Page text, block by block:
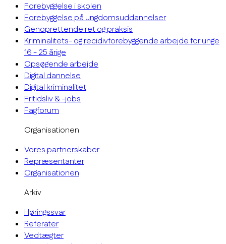
Forebyggelse i skolen
Forebyggelse på ungdomsuddannelser
Genoprettende ret og praksis
Kriminalitets- og recidivforebyggende arbejde for unge
16 - 25 årige
Opsøgende arbejde
Digital dannelse
Digital kriminalitet
Fritidsliv & -jobs
Fagforum
Organisationen
Vores partnerskaber
Repræsentanter
Organisationen
Arkiv
Høringssvar
Referater
Vedtægter